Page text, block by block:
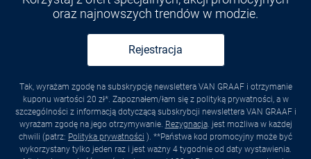
oraz najnowszych trendów w modzie.
Rejestracja
Tak, wyrażam zgodę na subskrypcję newslettera VAN GRAAF i otrzymanie
kuponu wartości 20 zł*. Zapoznałem/łam się z polityką prywatności, a w
szczególności z informacją dotyczącą subskrybcji newslettera VAN GRAAF i
wyrażam zgodę na jego otrzymywanie. Rezygnacja. jest możliwa w każdej
chwili (patrz: Polityka prywatności ). **Państwa kod promocyjny może być
wykorzystany tylko jeden raz i jest ważny 4 tygodnie od daty wystawienia.